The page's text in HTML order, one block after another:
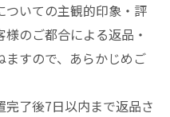
いての主観的印象・評
のご都合による返品・
すので、あらかじめご
了後7日以内まで返品さ